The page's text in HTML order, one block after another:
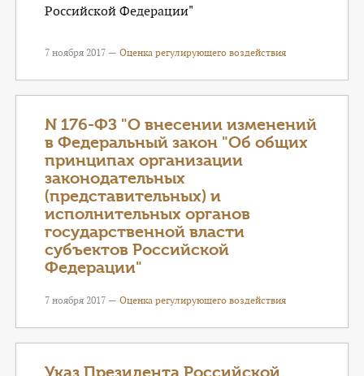
Российской Федерации"
7 ноября 2017 — Оценка регулирующего воздействия
N 176-ФЗ "О внесении изменений
в Федеральный закон "Об общих
принципах организации
законодательных
(представительных) и
исполнительных органов
государственной власти
субъектов Российской
Федерации"
7 ноября 2017 — Оценка регулирующего воздействия